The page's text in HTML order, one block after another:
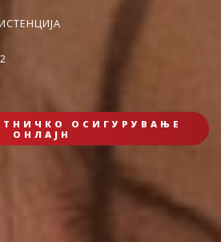
ОСИГУРУВАЊЕ
ОНЛАЈН